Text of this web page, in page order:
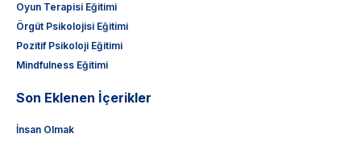
Oyun Terapisi Eğitimi
Örgüt Psikolojisi Eğitimi
Pozitif Psikoloji Eğitimi
Mindfulness Eğitimi
Son Eklenen İçerikler
İnsan Olmak